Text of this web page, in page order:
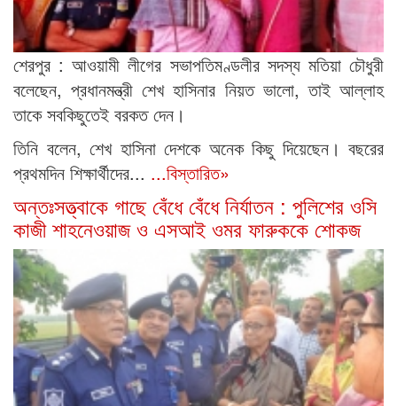
শেরপুর : আওয়ামী লীগের সভাপতিমণ্ডলীর সদস্য মতিয়া চৌধুরী
বলেছেন, প্রধানমন্ত্রী শেখ হাসিনার নিয়ত ভালো, তাই আল্লাহ
তাকে সবকিছুতেই বরকত দেন।
তিনি বলেন, শেখ হাসিনা দেশকে অনেক কিছু দিয়েছেন। বছরের
প্রথমদিন শিক্ষার্থীদের... ...বিস্তারিত»
অন্তঃসত্ত্বাকে গাছে বেঁধে বেঁধে নির্যাতন : পুলিশের ওসি
কাজী শাহনেওয়াজ ও এসআই ওমর ফারুককে শোকজ